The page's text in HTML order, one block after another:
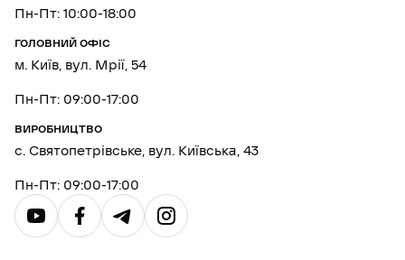
Пн-Пт: 10:00-18:00
ГОЛОВНИЙ ОФІС
м. Київ, вул. Мрії, 54
Пн-Пт: 09:00-17:00
ВИРОБНИЦТВО
с. Святопетрівське, вул. Київська, 43
Пн-Пт: 09:00-17:00